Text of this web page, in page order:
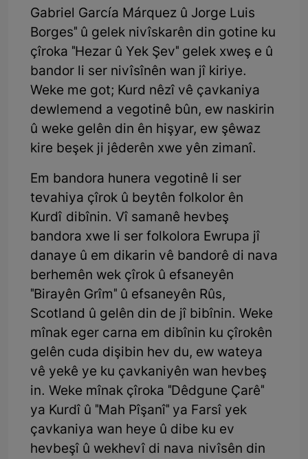
Gabriel García Márquez û Jorge Luis
Borges" û gelek nivîskarên din gotine ku
çîroka "Hezar û Yek Şev" gelek xweş e û
bandor li ser nivîsînên wan jî kiriye.
Weke me got; Kurd nêzî vê çavkaniya
dewlemend a vegotinê bûn, ew naskirin
û weke gelên din ên hişyar, ew şêwaz
kire beşek ji jêderên xwe yên zimanî.
Em bandora hunera vegotinê li ser
tevahiya çîrok û beytên folkolor ên
Kurdî dibînin. Vî samanê hevbeş
bandora xwe li ser folkolora Ewrupa jî
danaye û em dikarin vê bandorê di nava
berhemên wek çîrok û efsaneyên
"Birayên Grîm" û efsaneyên Rûs,
Scotland û gelên din de jî bibînin. Weke
mînak eger carna em dibînin ku çîrokên
gelên cuda dişibin hev du, ew wateya
vê yekê ye ku çavkaniyên wan hevbeş
in. Weke mînak çîroka "Dêdgune Çarê"
ya Kurdî û "Mah Pîşanî" ya Farsî yek
çavkaniya wan heye û dibe ku ev
hevbeşî û wekhevî di nava nivîsên din